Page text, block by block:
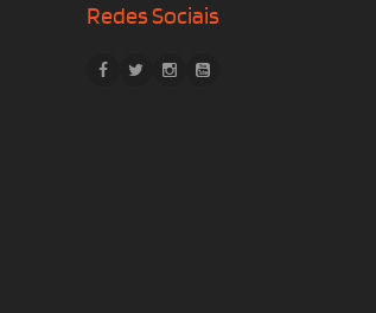
Redes Sociais